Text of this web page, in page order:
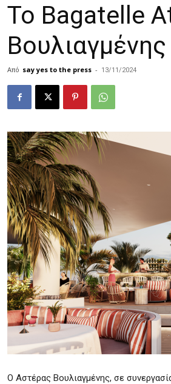
Το Bagatelle
Βουλιαγμένης
Από say yes to the press - 13/11/2024
Ο Αστέρας Βουλιαγμένης, σε